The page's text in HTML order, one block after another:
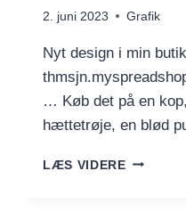
2. juni 2023 Grafik
Nyt design i min
… Køb det på en
hættetrøje, en blød
LÆS VIDERECOLD